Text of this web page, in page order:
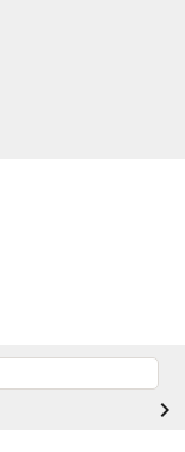
navigate_next